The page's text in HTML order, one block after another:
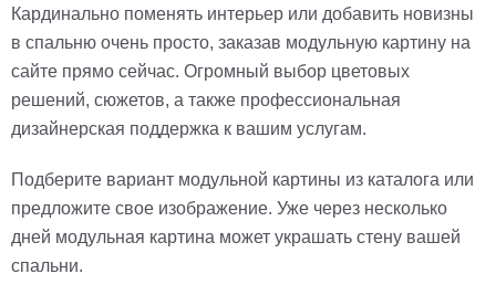
Кардинально поменять интерьер или добавить новизны
в спальню очень просто, заказав модульную картину на
сайте прямо сейчас. Огромный выбор цветовых
решений, сюжетов, а также профессиональная
дизайнерская поддержка к вашим услугам.
Подберите вариант модульной картины из каталога или
предложите свое изображение. Уже через несколько
дней модульная картина может украшать стену вашей
спальни.